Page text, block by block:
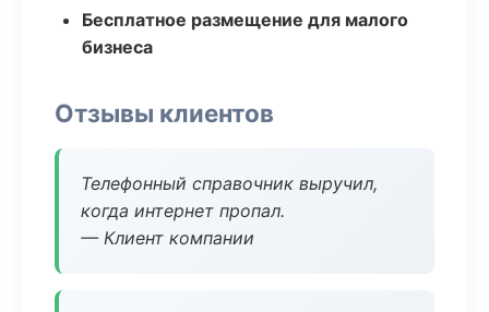
Бесплатное размещение для малого
бизнеса
Отзывы клиентов
Телефонный справочник выручил,
когда интернет пропал.
— Клиент компании